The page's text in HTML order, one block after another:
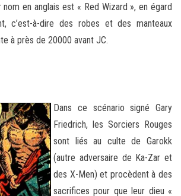
en anglais est « Red Wizard », en égard
c’est-à-dire des robes et des manteaux
à près de 20000 avant JC.
Dans ce scénario signé Gary
Friedrich, les Sorciers Rouges
sont liés au culte de Garokk
(autre adversaire de Ka-Zar et
des X-Men) et procèdent à des
sacrifices pour que leur dieu «